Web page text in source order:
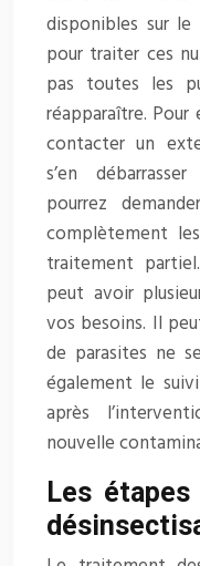
disponibles sur
pour traiter ces
pas toutes les
réapparaître.
contacter un
s’en
pourrez
complètement
traitement
peut avoir
vos besoins. Il
de parasites ne
également le
après
nouvelle
Les